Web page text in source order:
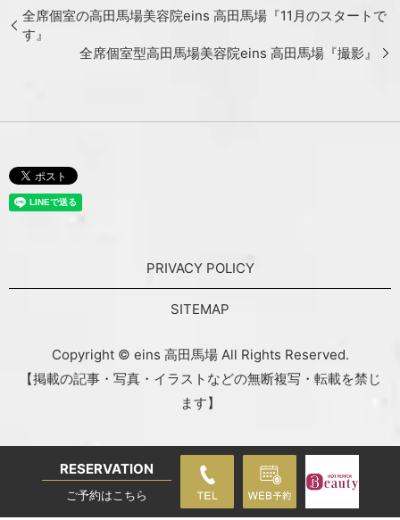
全席個室の高田馬場美容院eins 高田馬場『11月のスタートで
す』
全席個室型高田馬場美容院eins 高田馬場『撮影』
PRIVACY POLICY
SITEMAP
Copyright © eins 高田馬場 All Rights Reserved.
【掲載の記事・写真・イラストなどの無断複写・転載を禁じ
ます】
RESERVATION
ご予約はこちら